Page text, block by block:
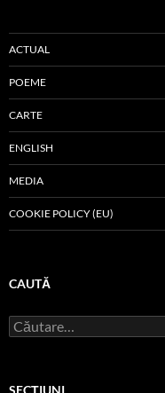
ACTUAL
POEME
CARTE
ENGLISH
MEDIA
COOKIE POLICY (EU)
CAUTĂ
Caută
după:
SECŢIUNI